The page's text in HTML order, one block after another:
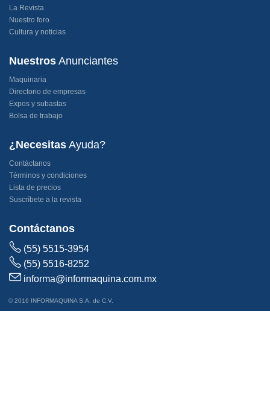
Cultura y noticias
NuestrosAnunciantes
Directorio de empresas
Expos y subastas
Bolsa de trabajo
¿Necesitas
Términos y condiciones
Lista de precios
Suscríbete a la revista
Contáctanos
(55) 5515-3954
informa@informaquina.com.mx
© 2016 INFORMAQUINA S.A. de C.V.